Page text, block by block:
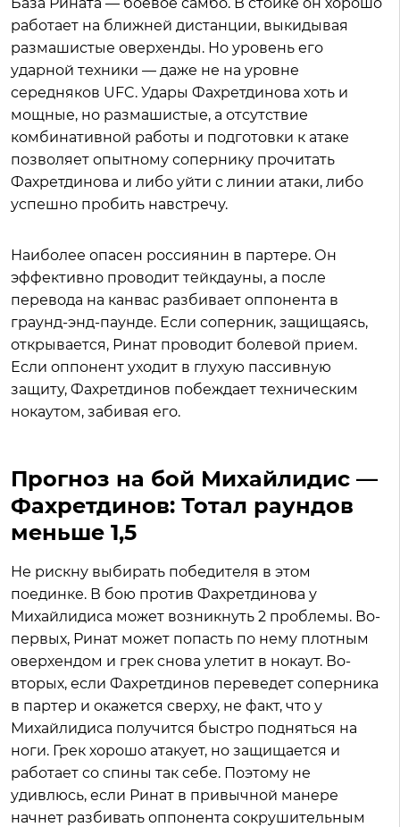
работает на ближней дистанции, выкидывая
размашистые оверхенды. Но уровень его
ударной техники — даже не на уровне
середняков UFC. Удары Фахретдинова хоть и
мощные, но размашистые, а отсутствие
комбинативной работы и подготовки к атаке
позволяет опытному сопернику прочитать
Фахретдинова и либо уйти с линии атаки, либо
успешно пробить навстречу.
Наиболее опасен россиянин в партере. Он
эффективно проводит тейкдауны, а после
перевода на канвас разбивает оппонента в
граунд-энд-паунде. Если соперник, защищаясь,
открывается, Ринат проводит болевой прием.
Если оппонент уходит в глухую пассивную
защиту, Фахретдинов побеждает техническим
нокаутом, забивая его.
Прогноз на бой Михайлидис —
Фахретдинов: Тотал раундов
меньше 1,5
Не рискну выбирать победителя в этом
поединке. В бою против Фахретдинова у
Михайлидиса может возникнуть 2 проблемы. Во-
первых, Ринат может попасть по нему плотным
оверхендом и грек снова улетит в нокаут. Во-
вторых, если Фахретдинов переведет соперника
в партер и окажется сверху, не факт, что у
Михайлидиса получится быстро подняться на
ноги. Грек хорошо атакует, но защищается и
работает со спины так себе. Поэтому не
удивлюсь, если Ринат в привычной манере
начнет разбивать оппонента сокрушительным